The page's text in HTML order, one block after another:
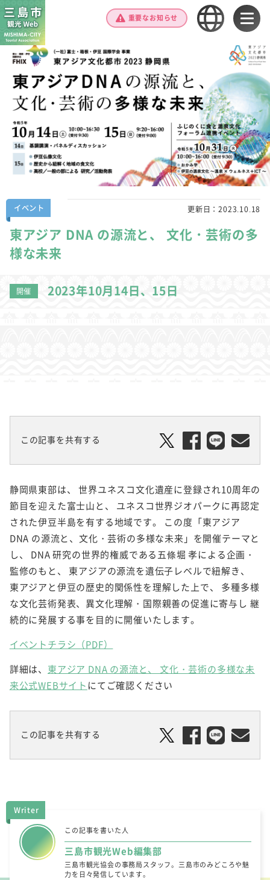
重要なお知らせ
イベント 更新日：2023.10.18
東アジア DNA の源流と、 文化・芸術の多
様な未来
開催 2023年10月14日、15日
この記事を共有する
静岡県東部は、 世界ユネスコ文化遺産に登録され10周年の
節目を迎えた富士山と、 ユネスコ世界ジオパークに再認定
された伊豆半島を有する地域です。 この度「東アジア
DNA の源流と、文化・芸術の多様な未来」を開催テーマと
し、 DNA 研究の世界的権威である五條堀 孝による企画・
監修のもと、 東アジアの源流を遺伝子レベルで紐解き、
東アジアと伊豆の歴史的関係性を理解した上で、 多種多様
な文化芸術発表、異文化理解・国際親善の促進に寄与し 継
続的に発展する事を目的に開催いたします。
イベントチラシ（PDF）
詳細は、 東アジア DNA の源流と、 文化・芸術の多様な未
来公式WEBサイト にてご確認ください
この記事を共有する
Writer
この記事を書いた人
三島市観光Web編集部
三島市観光協会の事務局スタッフ。三島市のみどころや魅
力を日々発信しています。